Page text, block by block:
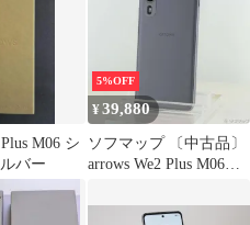
M06 シ
バー
5%OFF
¥39,880
ソフマップ 〔中古品〕
arrows We2 Plus M06
ASMC060 SIMフリー